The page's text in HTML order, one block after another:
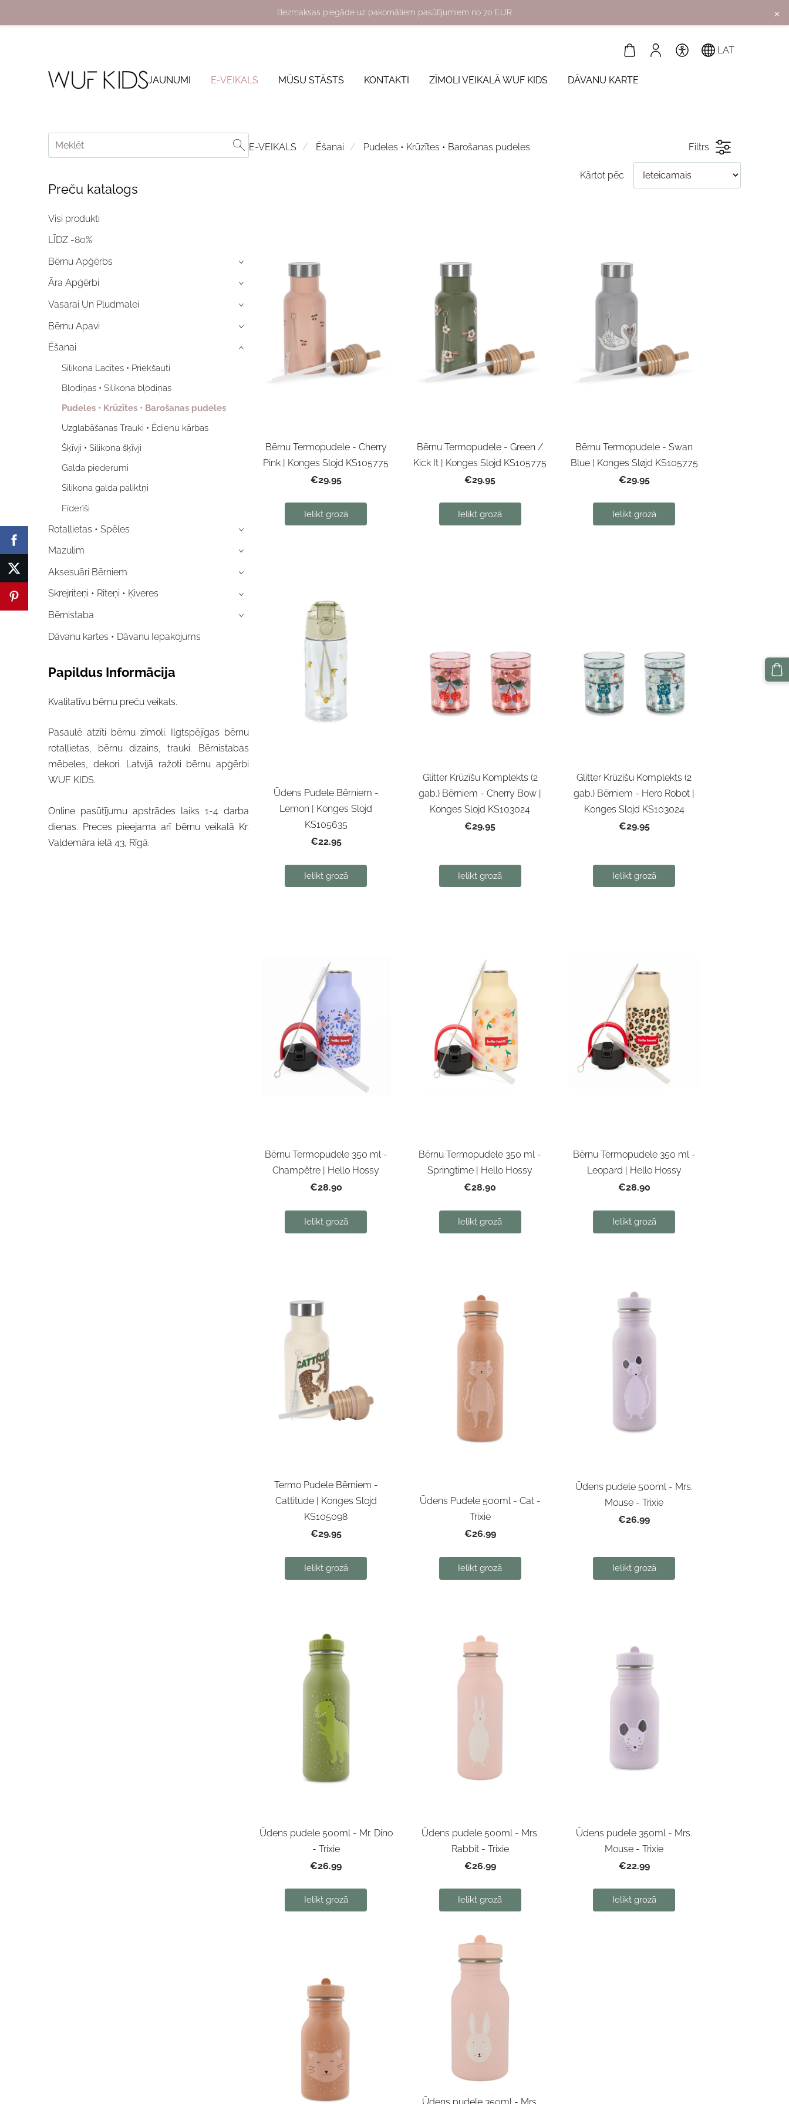
Bezmaksas piegāde uz pakomātiem pasūtījumiem no 70 EUR ×
JAUNUMI E-VEIKALS MŪSU STĀSTS KONTAKTI ZĪMOLI VEIKALĀ WUF KIDS DĀVANU KARTE
LAT
Preču katalogs
Visi produkti
LĪDZ -80%
Bērnu Apģērbs
›
Āra Apģērbi ›
Vasarai Un Pludmalei ›
Bērnu Apavi ›
Ēšanai
Silikona Lacītes • Priekšauti
Bļodiņas • Silikona bļodiņas
Pudeles • Krūzītes • Barošanas pudeles
Uzglabāšanas Trauki • Ēdienu kārbas
Šķīvji • Silikona šķīvji
Galda piederumi
Silikona galda paliktņi
Fīderīši
›
Rotaļlietas • Spēles ›
Mazulim ›
Aksesuāri Bērniem ›
Skrejriteņi • Riteņi • Ķiveres ›
Bērnistaba ›
Dāvanu kartes • Dāvanu Iepakojums
Papildus Informācija
Kvalitatīvu bērnu preču veikals.
Pasaulē atzīti bērnu zīmoli. Ilgtspējīgas bērnu
rotaļlietas, bērnu dizains, trauki. Bērnistabas
mēbeles, dekori. Latvijā ražoti bērnu apģērbi
WUF KIDS.
Online pasūtījumu apstrādes laiks 1-4 darba
dienas. Preces pieejama arī bērnu veikalā Kr.
Valdemāra ielā 43, Rīgā.
E-VEIKALS Ēšanai Pudeles • Krūzītes • Barošanas pudeles Filtrs
Kārtot pēc
Bērnu Termopudele - Cherry
Pink | Konges Slojd KS105775
€29.95
Ielikt grozā
Bērnu Termopudele - Green /
Kick It | Konges Slojd KS105775
€29.95
Ielikt grozā
Bērnu Termopudele - Swan
Blue | Konges Sløjd KS105775
€29.95
Ielikt grozā
Ūdens Pudele Bērniem -
Lemon | Konges Slojd
KS105635
€22.95
Ielikt grozā
Glitter Krūzīšu Komplekts (2
gab.) Bērniem - Cherry Bow |
Konges Slojd KS103024
€29.95
Ielikt grozā
Glitter Krūzīšu Komplekts (2
gab.) Bērniem - Hero Robot |
Konges Slojd KS103024
€29.95
Ielikt grozā
Bērnu Termopudele 350 ml -
Champêtre | Hello Hossy
€28.90
Ielikt grozā
Bērnu Termopudele 350 ml -
Springtime | Hello Hossy
€28.90
Ielikt grozā
Bērnu Termopudele 350 ml -
Leopard | Hello Hossy
€28.90
Ielikt grozā
Termo Pudele Bērniem -
Cattitude | Konges Slojd
KS105098
€29.95
Ielikt grozā
Ūdens Pudele 500ml - Cat -
Trixie
€26.99
Ielikt grozā
Ūdens pudele 500ml - Mrs.
Mouse - Trixie
€26.99
Ielikt grozā
Ūdens pudele 500ml - Mr. Dino
- Trixie
€26.99
Ielikt grozā
Ūdens pudele 500ml - Mrs.
Rabbit - Trixie
€26.99
Ielikt grozā
Ūdens pudele 350ml - Mrs.
Mouse - Trixie
€22.99
Ielikt grozā